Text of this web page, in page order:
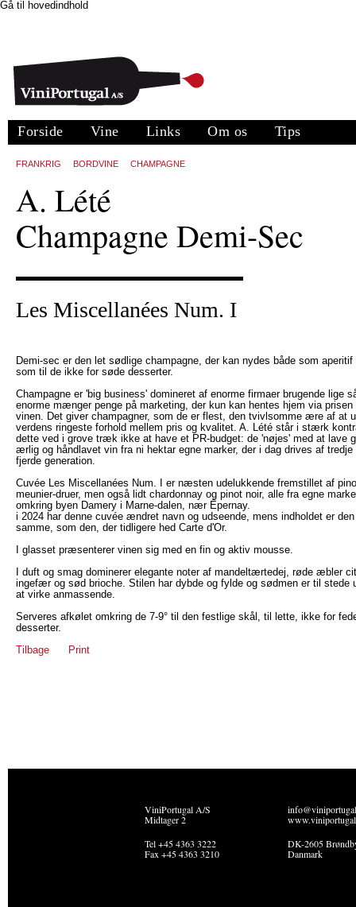
Gå til hovedindhold
Forside Vine Links Om os Tips
FRANKRIG BORDVINE CHAMPAGNE
A. Lété
Champagne Demi-Sec
Les Miscellanées Num. I
Demi-sec er den let sødlige champagne, der kan nydes både som aperitif
som til de ikke for søde desserter.
Champagne er 'big business' domineret af enorme firmaer brugende lige
enorme mænger penge på marketing, der kun kan hentes hjem via prisen
vinen. Det giver champagner, som de er flest, den tvivlsomme ære af at
verdens ringeste forhold mellem pris og kvalitet. A. Lété står i stærk
dette ved i grove træk ikke at have et PR-budget: de 'nøjes' med at lave
ærlig og håndlavet vin fra ni hektar egne marker, der i dag drives af tredje
fjerde generation.
Cuvée Les Miscellanées Num. I er næsten udelukkende fremstillet af
meunier-druer, men også lidt chardonnay og pinot noir, alle fra egne
omkring byen Damery i Marne-dalen, nær Épernay.
i 2024 har denne cuvée ændret navn og udseende, mens indholdet er den
samme, som den, der tidligere hed Carte d'Or.
I glasset præsenterer vinen sig med en fin og aktiv mousse.
I duft og smag dominerer elegante noter af mandeltærtedej, røde æbler
ingefær og sød brioche. Stilen har dybde og fylde og sødmen er til stede
at virke anmassende.
Serveres afkølet omkring de 7-9° til den festlige skål, til lette, ikke for
desserter.
Tilbage
Print
ViniPortugal A/S
Midtager 2
Tel +45 4363 3222
Fax +45 4363 3210
DK-2605
Danmark